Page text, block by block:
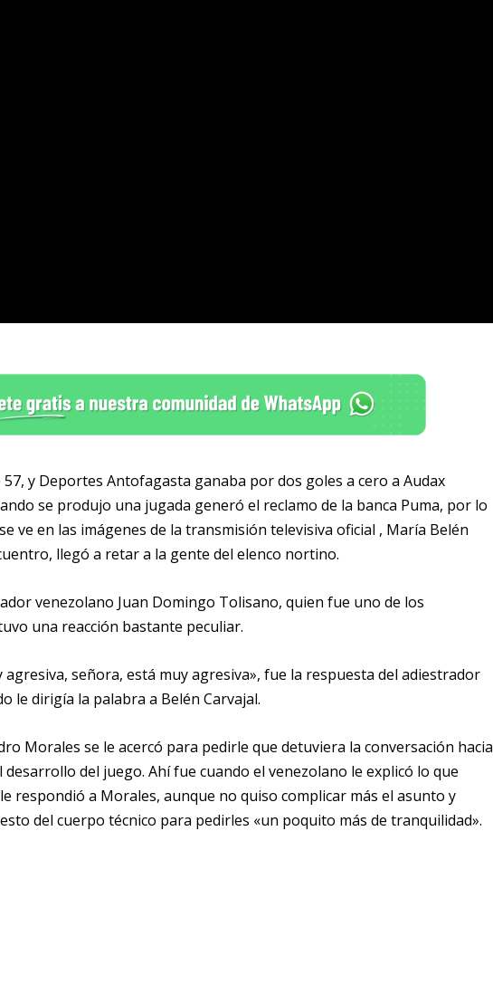
y Deportes Antofagasta ganaba por dos goles a cero a Audax
se produjo una jugada generó el reclamo de la banca Puma, por lo
ve en las imágenes de la transmisión televisiva oficial , María Belén
llegó a retar a la gente del elenco nortino.
venezolano Juan Domingo Tolisano, quien fue uno de los
una reacción bastante peculiar.
señora, está muy agresiva», fue la respuesta del adiestrador
le dirigía la palabra a Belén Carvajal.
Morales se le acercó para pedirle que detuviera la conversación hacia
del juego. Ahí fue cuando el venezolano le explicó lo que
respondió a Morales, aunque no quiso complicar más el asunto y
del cuerpo técnico para pedirles «un poquito más de tranquilidad».